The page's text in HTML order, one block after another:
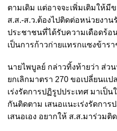
ตามเดิม แต่อาจจะเพิ่มเติมให้มี
ส.ส.-ส.ว.ต้องไปติดต่อหน่วยงาน
ประชาชนที่ได้รับความเดือดร้อ
เป็นการก้าวก่ายแทรกแซงข้ารา
นายไพบูลย์ กล่าวทิ้งท้ายว่า ส่ว
ยกเลิกมาตรา 270 ขอเปลี่ยนแ
เร่งรัดการปฏิรูปประเทศ มาเป็
กันติดตาม เสนอแนะเร่งรัดการ
เสนอเอง อยากให้ ส.ส.มาร่วม